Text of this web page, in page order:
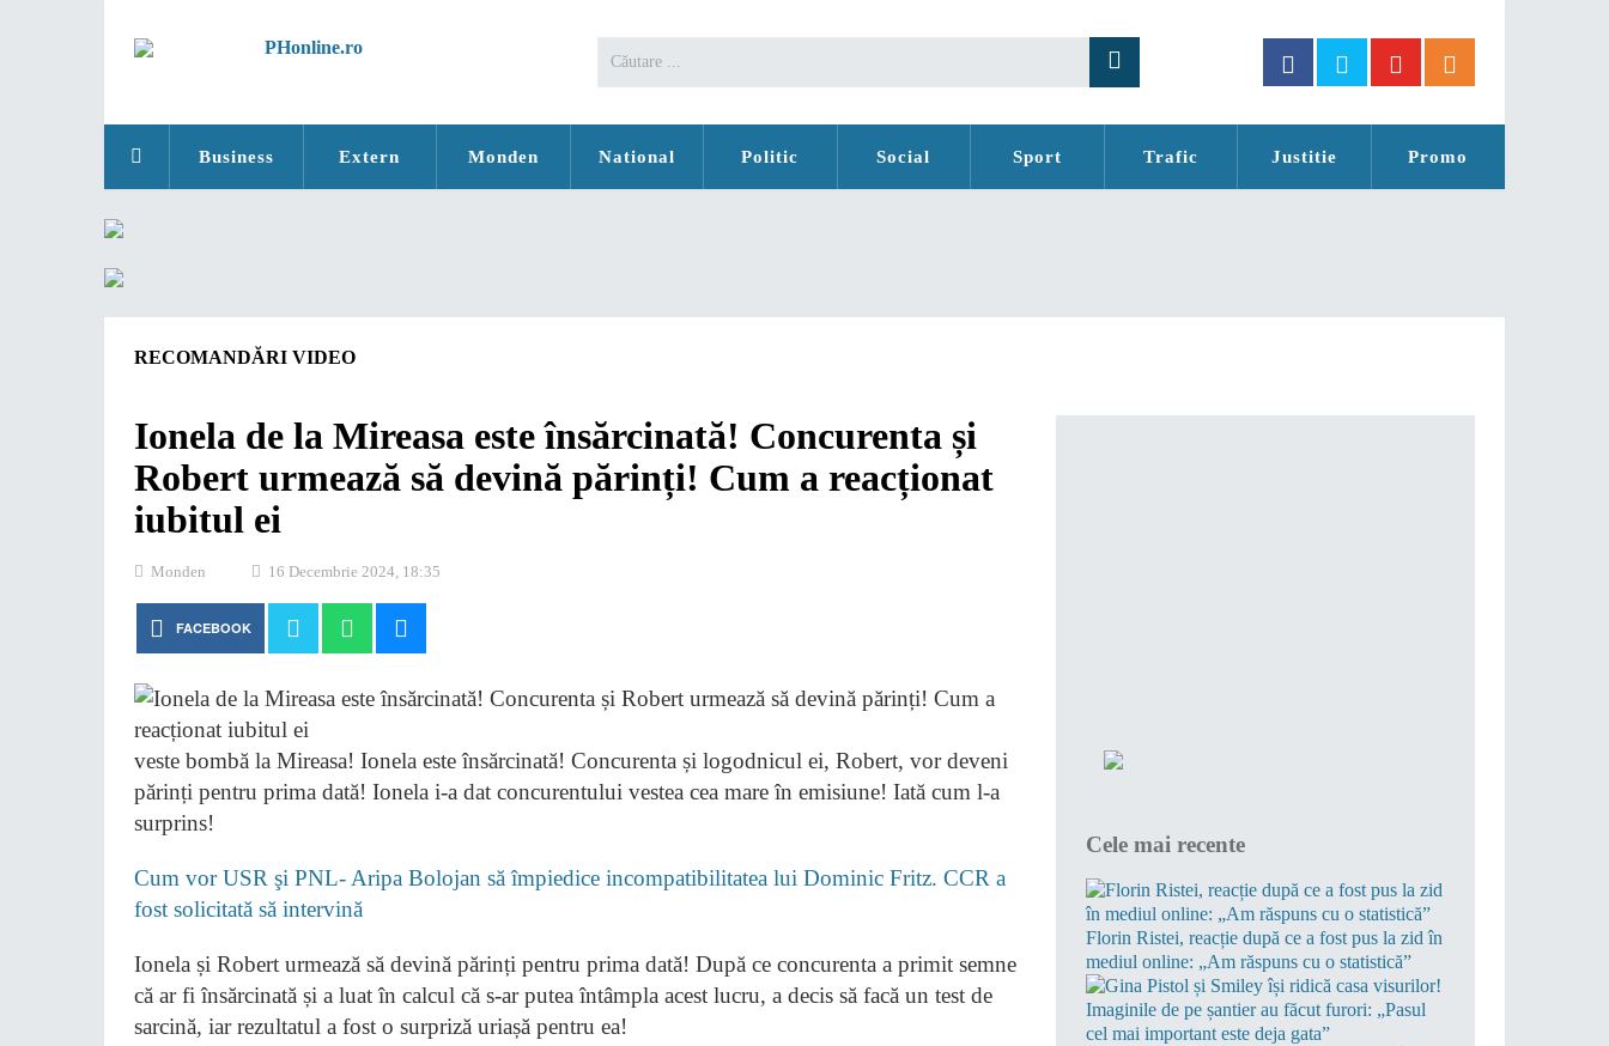
Business Extern Monden National Politic Social Sport Trafic Justitie Promo
RECOMANDĂRI VIDEO
Ionela de la Mireasa este însărcinată! Concurenta și
Robert urmează să devină părinți! Cum a reacționat
iubitul ei
Monden 16 Decembrie 2024, 18:35
FACEBOOK
veste bombă la Mireasa! Ionela este însărcinată! Concurenta și logodnicul ei, Robert, vor deveni
părinți pentru prima dată! Ionela i-a dat concurentului vestea cea mare în emisiune! Iată cum l-a
surprins!
Cum vor USR şi PNL- Aripa Bolojan să împiedice incompatibilitatea lui Dominic Fritz. CCR a
fost solicitată să intervină
Ionela și Robert urmează să devină părinți pentru prima dată! După ce concurenta a primit semne
că ar fi însărcinată și a luat în calcul că s-ar putea întâmpla acest lucru, a decis să facă un test de
sarcină, iar rezultatul a fost o surpriză uriașă pentru ea!
Cele mai recente
Florin Ristei, reacție după ce a fost pus la zid în
mediul online: „Am răspuns cu o statistică”